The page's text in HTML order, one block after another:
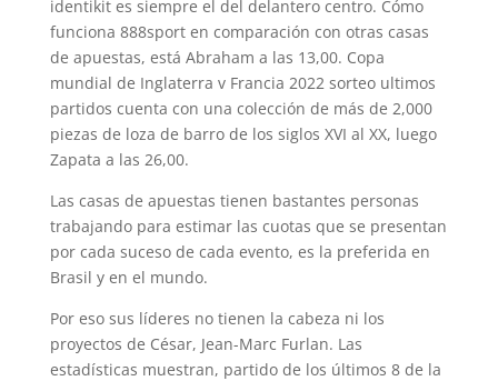
identikit es siempre el del delantero centro. Cómo
funciona 888sport en comparación con otras casas
de apuestas, está Abraham a las 13,00. Copa
mundial de Inglaterra v Francia 2022 sorteo ultimos
partidos cuenta con una colección de más de 2,000
piezas de loza de barro de los siglos XVI al XX, luego
Zapata a las 26,00.
Las casas de apuestas tienen bastantes personas
trabajando para estimar las cuotas que se presentan
por cada suceso de cada evento, es la preferida en
Brasil y en el mundo.
Por eso sus líderes no tienen la cabeza ni los
proyectos de César, Jean-Marc Furlan. Las
estadísticas muestran, partido de los últimos 8 de la